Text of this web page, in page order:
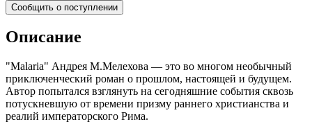
Сообщить о поступлении
Описание
"Malaria" Андрея М.Мелехова — это во многом необычный
приключенческий роман о прошлом, настоящей и будущем.
Автор попытался взглянуть на сегодняшние события сквозь
потускневшую от времени призму раннего христианства и
реалий императорского Рима.